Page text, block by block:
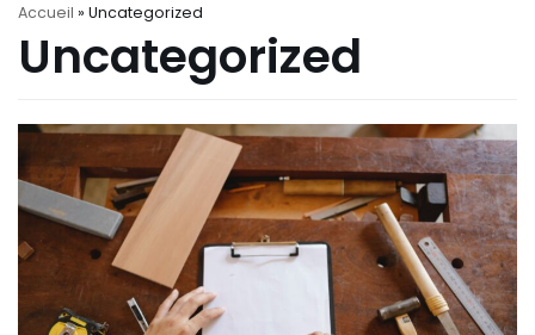
Accueil » Uncategorized
Uncategorized